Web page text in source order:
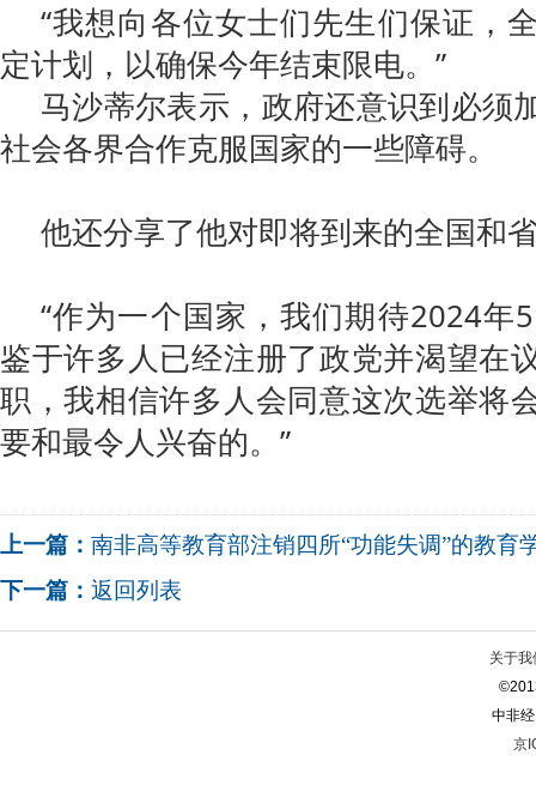
“我想向各位女士们先生们保证，
定计划，以确保今年结束限电。”
马沙蒂尔表示，政府还意识到必须
社会各界合作克服国家的一些障碍。
他还分享了他对即将到来的全国和
“作为一个国家，我们期待2024年
鉴于许多人已经注册了政党并渴望在
职，我相信许多人会同意这次选举将
要和最令人兴奋的。”
上一篇： 南非高等教育部注销四所“功能失调”的教育
下一篇： 返回列表
关于我
中非
京